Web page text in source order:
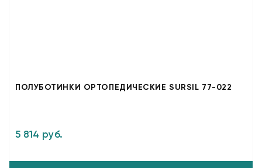
ПОЛУБОТИНКИ ОРТОПЕДИЧЕСКИЕ SURSIL 77-022
5 814 руб.